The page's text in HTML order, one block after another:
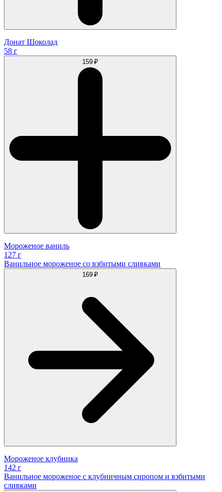
Донат Шоколад
58 г
159 ₽
Мороженое ваниль
127 г
Ванильное мороженое со взбитыми сливками
169 ₽
Мороженое клубника
142 г
Ванильное мороженое с клубничным сиропом и взбитыми
сливками